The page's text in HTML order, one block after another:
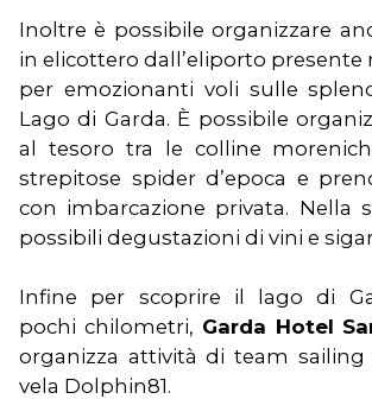
Inoltre è possibile organizzare
in elicottero dall’eliporto
per emozionanti voli sulle
Lago di Garda. È possibile
al tesoro tra le colline
strepitose spider d’epoca e
con imbarcazione privata. Nella
possibili degustazioni di vini e
Infine per scoprire il lago di
pochi chilometri, Garda Hotel
organizza attività di team sailing
vela Dolphin81.